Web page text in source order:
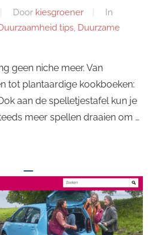
Door kiesgroener
In
tips, Duurzame
geen niche meer. Van
tot plantaardige kookboeken:
aan de spelletjestafel kun je
meer spellen draaien om …